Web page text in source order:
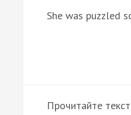
She was puzzled
Прочитайте